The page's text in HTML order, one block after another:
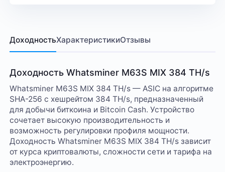
ДоходностьХарактеристикиОтзывы
Доходность Whatsminer M63S MIX 384 TH/s
Whatsminer M63S MIX 384 TH/s — ASIC на алгоритме
SHA-256 с хешрейтом 384 TH/s, предназначенный
для добычи биткоина и Bitcoin Cash. Устройство
сочетает высокую производительность и
возможность регулировки профиля мощности.
Доходность Whatsminer M63S MIX 384 TH/s зависит
от курса криптовалюты, сложности сети и тарифа на
электроэнергию.